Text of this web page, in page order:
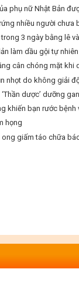
phụ nữ Nhật Bản
nhiều người chưa
3 ngày bằng lê
làm dầu gội tự
cân chóng mặt khi
nhọt do không giải
dược’ dưỡng
khiến bạn rước bệnh
họng
ong giấm táo chữa